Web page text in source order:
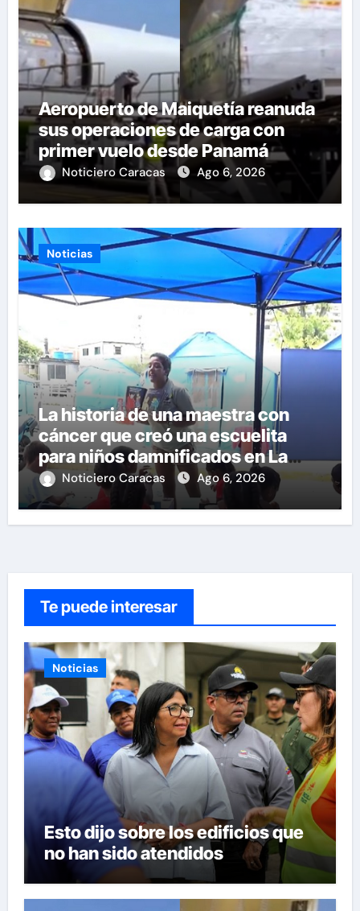
Aeropuerto de Maiquetía reanuda
sus operaciones de carga con
primer vuelo desde Panamá
Noticiero Caracas Ago 6, 2026
Noticias
La historia de una maestra con
cáncer que creó una escuelita
para niños damnificados en La
Guaira
Noticiero Caracas Ago 6, 2026
Te puede interesar
Noticias
Esto dijo sobre los edificios que
no han sido atendidos